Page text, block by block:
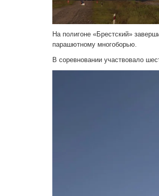
На полигоне «Брестский»
парашютному многоборью.
В соревновании участвовало